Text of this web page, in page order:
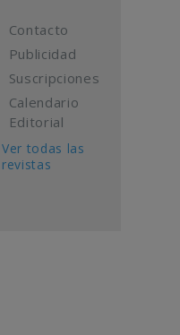
Contacto
Publicidad
Suscripciones
Calendario
Editorial
Ver todas las
revistas